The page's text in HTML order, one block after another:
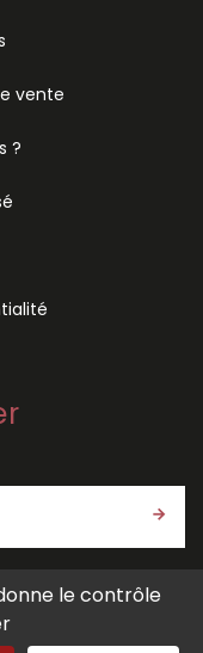
vente
?
venteet lapolitique
le contrôle